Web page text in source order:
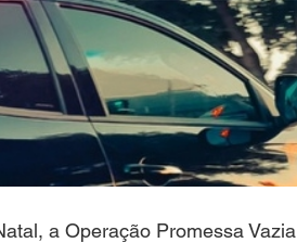
Trânsito Reality Show
a Operação Promessa Vazia